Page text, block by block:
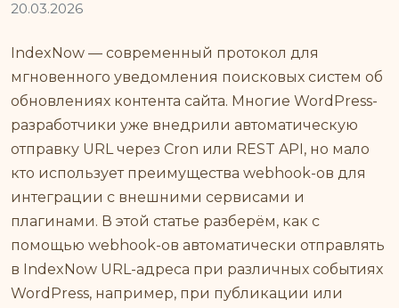
20.03.2026
IndexNow — современный протокол для
мгновенного уведомления поисковых систем об
обновлениях контента сайта. Многие WordPress-
разработчики уже внедрили автоматическую
отправку URL через Cron или REST API, но мало
кто использует преимущества webhook-ов для
интеграции с внешними сервисами и
плагинами. В этой статье разберём, как с
помощью webhook-ов автоматически отправлять
в IndexNow URL-адреса при различных событиях
WordPress, например, при публикации или